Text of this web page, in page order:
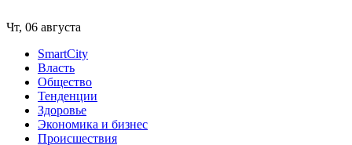
Чт, 06 августа
SmartCity
Власть
Общество
Тенденции
Здоровье
Экономика и бизнес
Происшествия